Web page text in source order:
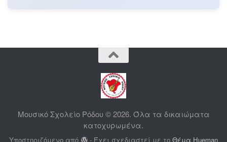
Μουσικό Σχολείο Ρόδου © 2026. Όλα τα δικαιώματα
κατοχυρωμένα.
Υποστηριζόμενο από - Έχει σχεδιαστεί με το Θέμα Ηueman